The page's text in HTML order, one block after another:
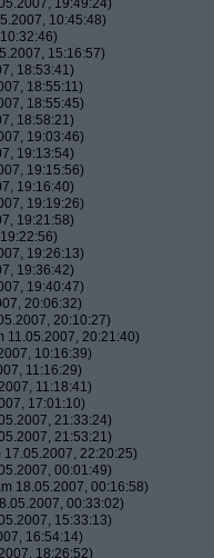
19:49:24)
10:45:48)
15:16:57)
18:53:41)
18:55:11)
18:55:45)
18:58:21)
19:03:46)
19:13:54)
19:15:56)
19:16:40)
19:19:26)
19:21:58)
19:26:13)
19:36:42)
19:40:47)
20:06:32)
20:10:27)
11.05.2007, 20:21:40)
10:16:39)
11:16:29)
11:18:41)
17:01:10)
21:33:24)
21:53:21)
17.05.2007, 22:20:25)
00:01:49)
18.05.2007, 00:16:58)
00:33:02)
15:33:13)
16:54:14)
18:26:52)